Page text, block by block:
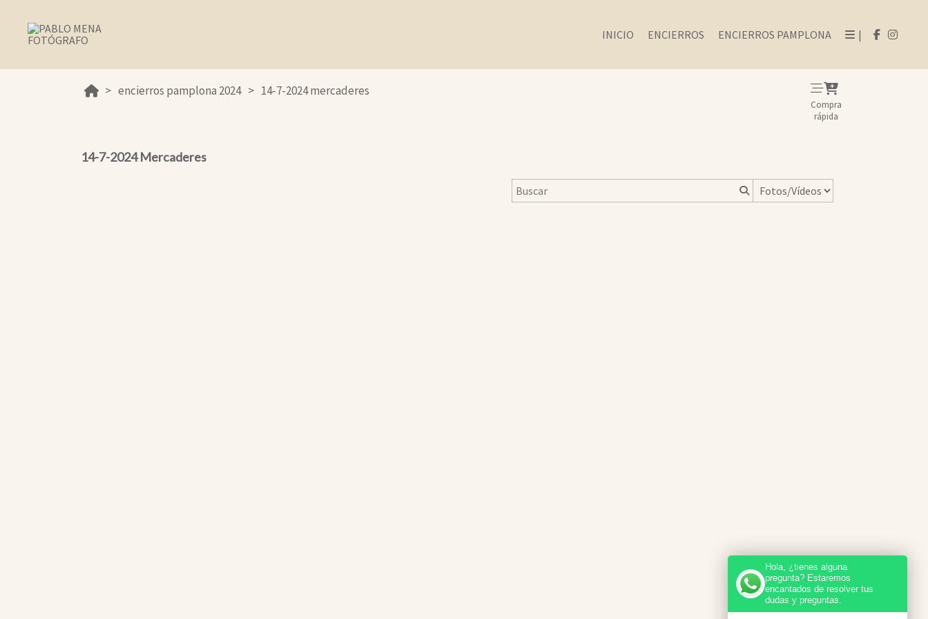
INICIO ENCIERROS ENCIERROS PAMPLONA |
encierros pamplona 2024 14-7-2024 mercaderes
Compra
rápida
14-7-2024 Mercaderes
Hola, ¿tienes alguna
pregunta? Estaremos
encantados de resolver tus
dudas y preguntas.